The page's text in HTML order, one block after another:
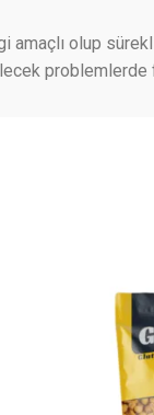
amaçlı olup